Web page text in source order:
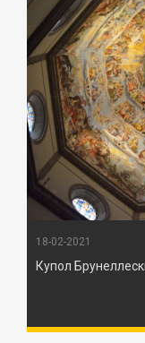
18-02-2021
Купол